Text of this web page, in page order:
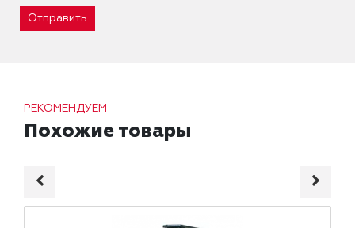
Отправить
РЕКОМЕНДУЕМ
Похожие товары